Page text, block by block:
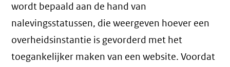
wordt bepaald aan de hand van
nalevingsstatussen, die weergeven hoever een
overheidsinstantie is gevorderd met het
toegankelijker maken van een website. Voordat